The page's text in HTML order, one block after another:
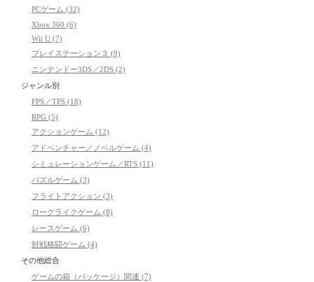
PCゲーム (32)
Xbox 360 (6)
Wii U (7)
プレイステーション３ (9)
ニンテンドー3DS／2DS (2)
ジャンル別
FPS／TPS (18)
RPG (5)
アクションゲーム (12)
アドベンチャー／ノベルゲーム (4)
シミュレーションゲーム／RTS (11)
パズルゲーム (3)
フライトアクション (3)
ローグライクゲーム (8)
レースゲーム (6)
対戦格闘ゲーム (4)
その他総合
ゲームの箱（パッケージ）関連 (7)